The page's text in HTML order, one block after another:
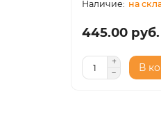
на
445.00 руб.
В